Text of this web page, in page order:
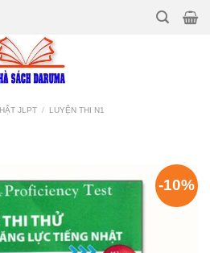
JLPT / LUYỆN THI N1
-10%